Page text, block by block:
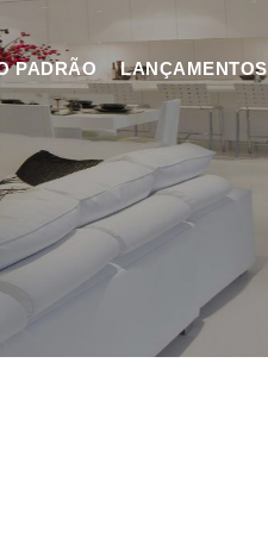
PADRÃO LANÇAMENTOS